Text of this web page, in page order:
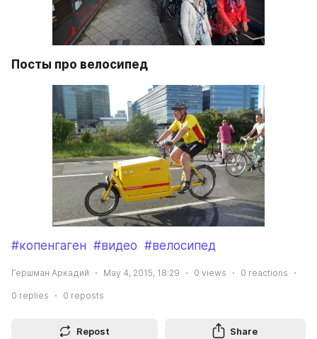
Посты про велосипед
#копенгаген #видео #велосипед
Гершман Аркадий May 4, 2015, 18:29 0 views 0 reactions
0 replies 0 reposts
Repost Share